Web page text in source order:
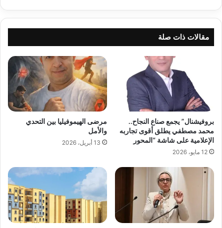
مقالات ذات صلة
بروفيشنال” يجمع صناع النجاح..
محمد مصطفي يطلق أقوى تجاربه
الإعلامية على شاشة “المحور
12 مايو، 2026
مرضى الهيموفيليا بين التحدي
والأمل
13 أبريل، 2026